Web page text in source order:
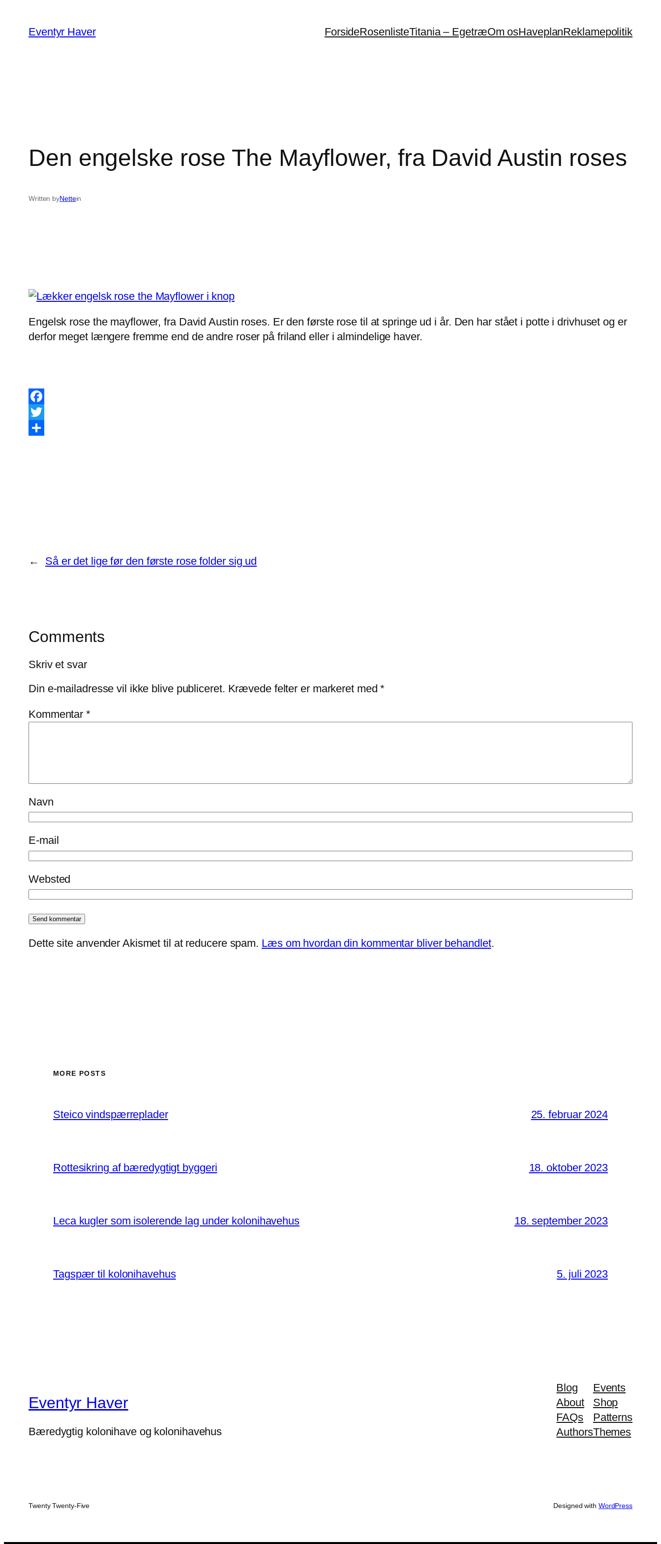
indhold
Eventyr Haver ForsideRosenlisteTitania – EgetræOm osHaveplanReklamepolitik
Den engelske rose The Mayflower, fra David Austin roses
Written byNettein
Engelsk rose the mayflower, fra David Austin roses. Er den første rose til at springe ud i år. Den har stået i potte i drivhuset og er
derfor meget længere fremme end de andre roser på friland eller i almindelige haver.
Facebook
Twitter
← Så er det lige før den første rose folder sig ud
Comments
Skriv et svar
Din e-mailadresse vil ikke blive publiceret. Krævede felter er markeret med*
Kommentar*
Navn
E-mail
Websted
Dette site anvender Akismet til at reducere spam. Læs om hvordan din kommentar bliver behandlet.
MORE POSTS
Steico vindspærreplader 25. februar 2024
Rottesikring af bæredygtigt byggeri 18. oktober 2023
Leca kugler som isolerende lag under kolonihavehus 18. september 2023
Tagspær til kolonihavehus 5. juli 2023
Eventyr Haver
Bæredygtig kolonihave og kolonihavehus
Blog
About
FAQs
Authors
Events
Shop
Patterns
Themes
Twenty Twenty-Five Designed with WordPress